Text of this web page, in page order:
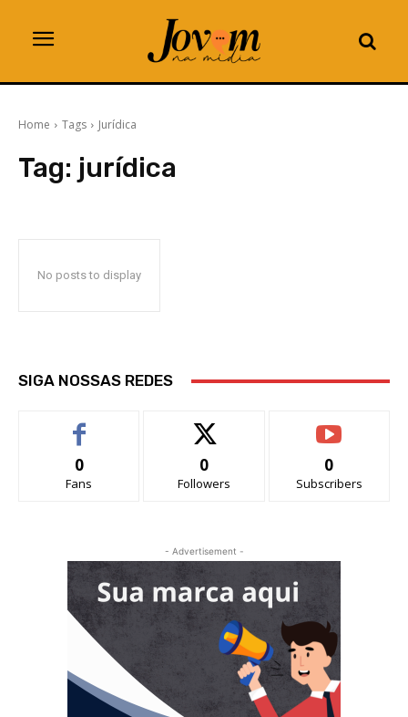
Home Tags Jurídica
Tag: jurídica
No posts to display
SIGA NOSSAS REDES
0
Fans
0
Followers
0
Subscribers
- Advertisement -